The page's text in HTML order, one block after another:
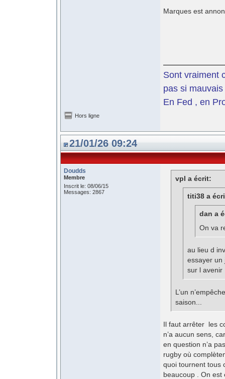
Marques est
Sont vraiment
pas si
En Fed , en
Hors ligne
21/01/26 09:24
Doudds
Membre
Inscrit le: 08/06/15
Messages: 2867
vpl a écrit:
titi38 a
dan a
On va
au lieu d
essayer un
sur l avenir
L’un
saison...
Il faut arrêter les
n’a aucun sens,
en question n’a
rugby où
quoi tournent tous
beaucoup . On est